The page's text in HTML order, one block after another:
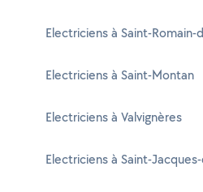
Electriciens à Saint-Romain-
Electriciens à Saint-Montan
Electriciens à Valvignères
Electriciens à Saint-